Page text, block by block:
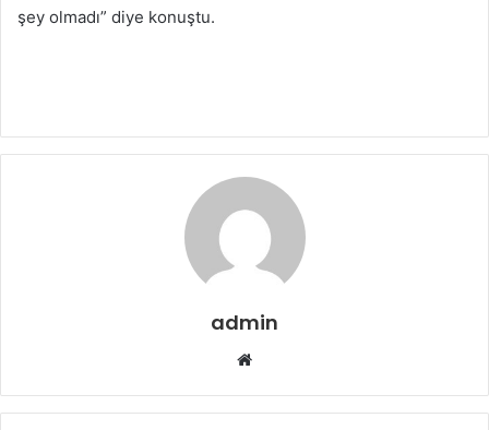
şey olmadı” diye konuştu.
admin
Web